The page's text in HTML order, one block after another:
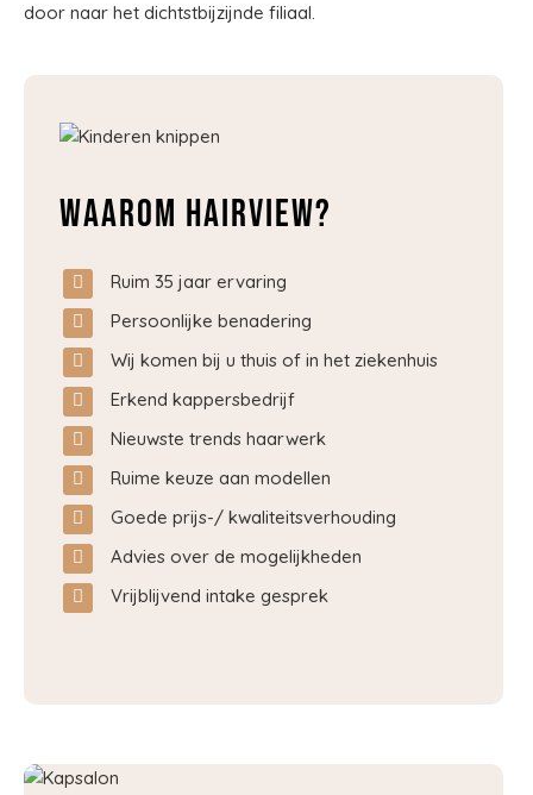
door naar het dichtstbijzijnde filiaal.
Waarom Hairview?
Ruim 35 jaar ervaring
Persoonlijke benadering
Wij komen bij u thuis of in het ziekenhuis
Erkend kappersbedrijf
Nieuwste trends haarwerk
Ruime keuze aan modellen
Goede prijs-/ kwaliteitsverhouding
Advies over de mogelijkheden
Vrijblijvend intake gesprek